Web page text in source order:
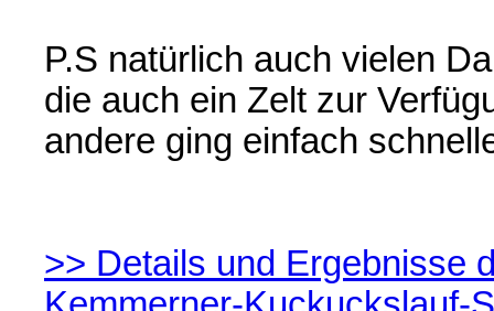
P.S natürlich auch vielen
die auch ein Zelt zur
andere ging einfach
>> Details und Ergebnisse